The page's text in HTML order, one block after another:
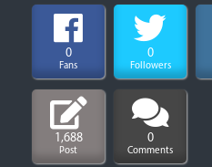
0
Fans
0
Followers
1,688
Post
0
Comments